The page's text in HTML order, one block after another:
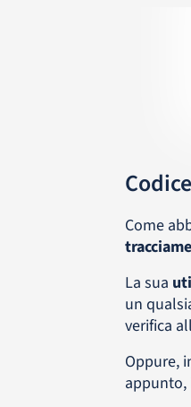
Come
La sua
un
verifica
Oppure,
appunto,